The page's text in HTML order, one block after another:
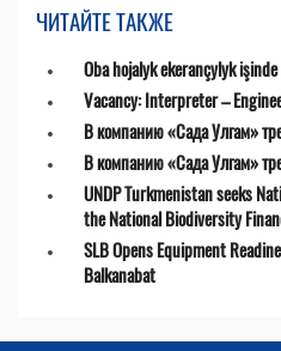
ЧИТАЙТЕ ТАКЖЕ
Oba hojalyk ekerançylyk
Vacancy: Interpreter –
В компанию «Сада Улгам»
В компанию «Сада Улгам»
UNDP Turkmenistan seeks
the National Biodiversity
SLB Opens Equipment
Balkanabat